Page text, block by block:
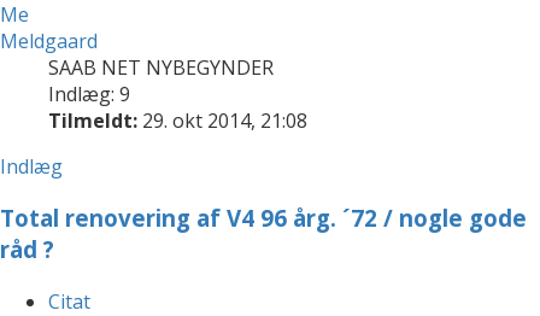
Me
Meldgaard
SAAB NET NYBEGYNDER
Indlæg: 9
Tilmeldt: 29. okt 2014, 21:08
Indlæg
Total renovering af V4 96 årg. ´72 / nogle gode
råd ?
Citat